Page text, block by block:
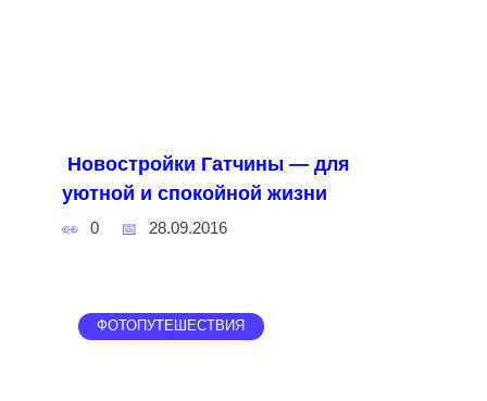
Новостройки Гатчины — для
уютной и спокойной жизни
0 28.09.2016
ФОТОПУТЕШЕСТВИЯ